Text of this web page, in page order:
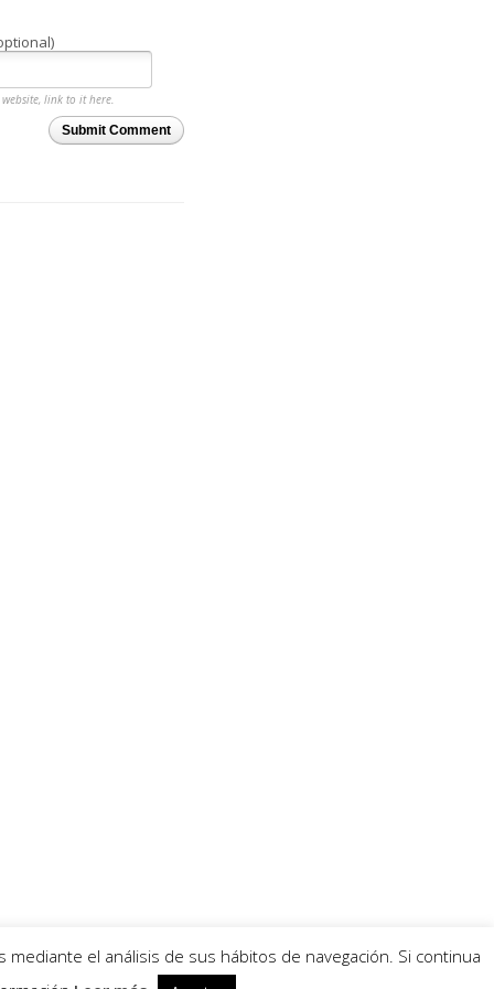
link to it here.
Submit Comment
el análisis de sus hábitos de navegación. Si continua